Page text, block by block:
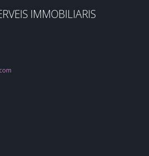
IMMOBILIARIS